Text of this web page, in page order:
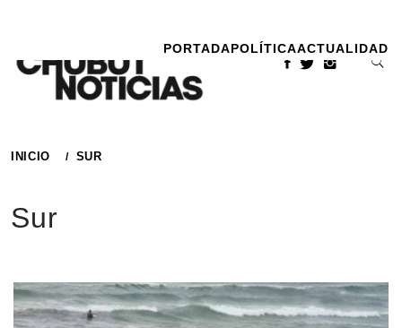
contenido
PORTADAPOLÍTICAACTUALIDAD
INICIO SUR
Sur